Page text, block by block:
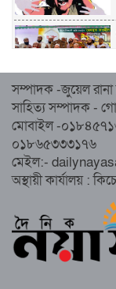
সম্পাদক -জুয়েল রানা
সাহিত্য সম্পাদক -
মোবাইল -
০১৮৬৫৩৩৩১৭৬
মেইল:-
অস্থায়ী কার্যালয় :